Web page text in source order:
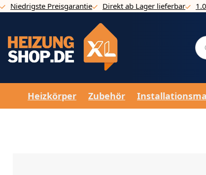
Direkt zum Inhalt
Niedrigste Preisgarantie Direkt ab Lager lieferbar
Heizkörper Zubehör